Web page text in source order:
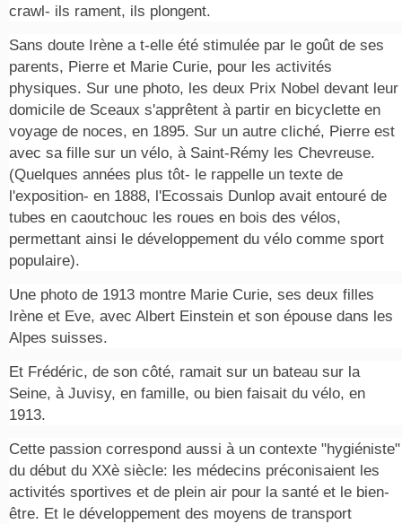
crawl- ils rament, ils plongent.
Sans doute Irène a t-elle été stimulée par le goût de ses
parents, Pierre et Marie Curie, pour les activités
physiques. Sur une photo, les deux Prix Nobel devant leur
domicile de Sceaux s'apprêtent à partir en bicyclette en
voyage de noces, en 1895. Sur un autre cliché, Pierre est
avec sa fille sur un vélo, à Saint-Rémy les Chevreuse.
(Quelques années plus tôt- le rappelle un texte de
l'exposition- en 1888, l'Ecossais Dunlop avait entouré de
tubes en caoutchouc les roues en bois des vélos,
permettant ainsi le développement du vélo comme sport
populaire).
Une photo de 1913 montre Marie Curie, ses deux filles
Irène et Eve, avec Albert Einstein et son épouse dans les
Alpes suisses.
Et Frédéric, de son côté, ramait sur un bateau sur la
Seine, à Juvisy, en famille, ou bien faisait du vélo, en
1913.
Cette passion correspond aussi à un contexte "hygiéniste"
du début du XXè siècle: les médecins préconisaient les
activités sportives et de plein air pour la santé et le bien-
être. Et le développement des moyens de transport